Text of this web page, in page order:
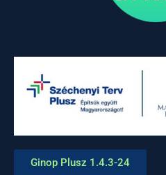
Ginop Plusz 1.4.3-24